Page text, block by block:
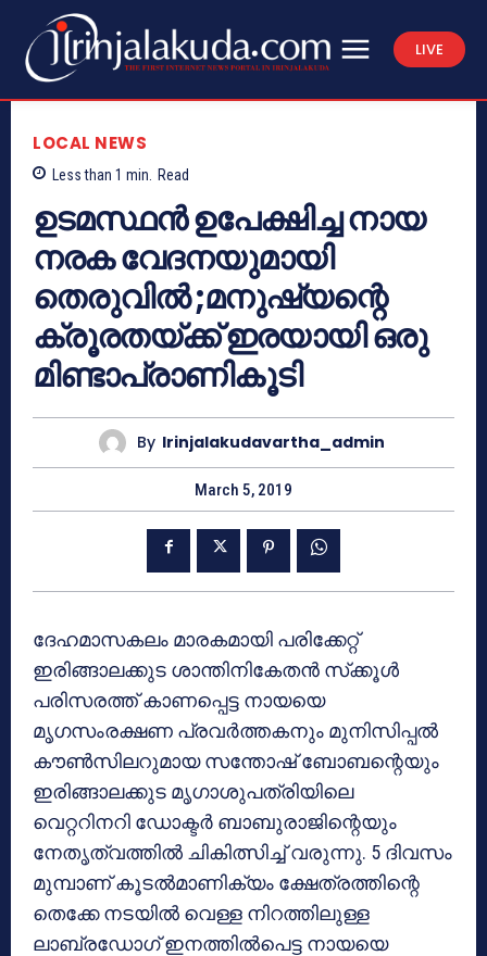
LIVE
LOCAL NEWS
Less than 1 min. Read
ഉടമസ്ഥന്‍ ഉപേക്ഷിച്ച നായ
നരക വേദനയുമായി
തെരുവില്‍ ;മനുഷ്യന്റെ
ക്രൂരതയ്ക്ക് ഇരയായി ഒരു
മിണ്ടാപ്രാണികൂടി
By Irinjalakudavartha_admin
March 5, 2019
ദേഹമാസകലം മാരകമായി പരിക്കേറ്റ്
ഇരിങ്ങാലക്കുട ശാന്തിനികേതന്‍ സ്‌ക്കൂള്‍
പരിസരത്ത് കാണപ്പെട്ട നായയെ
മൃഗസംരക്ഷണ പ്രവര്‍ത്തകനും മുനിസിപ്പല്‍
കൗണ്‍സിലറുമായ സന്തോഷ് ബോബന്റെയും
ഇരിങ്ങാലക്കുട മൃഗാശുപത്രിയിലെ
വെറ്ററിനറി ഡോക്ടര്‍ ബാബുരാജിന്റെയും
നേതൃത്വത്തില്‍ ചികിത്സിച്ച് വരുന്നു. 5 ദിവസം
മുമ്പാണ് കൂടല്‍മാണിക്യം ക്ഷേത്രത്തിന്റെ
തെക്കേ നടയില്‍ വെള്ള നിറത്തിലുള്ള
ലാബ്രഡോഗ് ഇനത്തില്‍പെട്ട നായയെ